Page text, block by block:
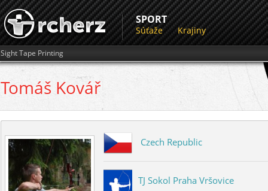
SPORT
Súťaže Krajiny
Sight Tape Printing
Tomáš Kovář
Czech Republic
TJ Sokol Praha Vršovice